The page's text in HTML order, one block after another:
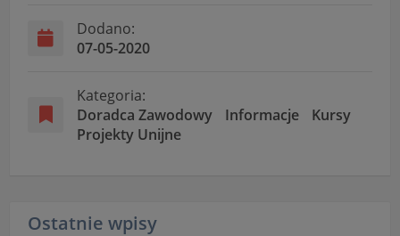
Dodano:
07-05-2020
Kategoria:
Doradca Zawodowy
Informacje
Kursy
Projekty Unijne
Ostatnie wpisy